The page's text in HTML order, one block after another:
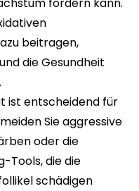
beitragen,
die Gesundheit
ist entscheidend für
Sie aggressive
oder die
Tools, die die
schädigen